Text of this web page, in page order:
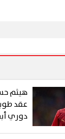
هيثم
عقد
دوري